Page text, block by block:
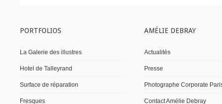
PORTFOLIOS
La Galerie des illustres
Hotel de Talleyrand
Surface de réparation
Fresques
AMÉLIE DEBRAY
Actualités
Presse
Photographe Corporate
Contact Amélie Debray